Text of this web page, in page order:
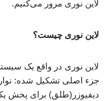
لاین نوری مرور می‌کنیم.
لاین نوری چیست؟
لاین نوری در واقع یک
جزء اصلی تشکیل شده: نوار LED،
دیفیوزر(طلق) برای پخش